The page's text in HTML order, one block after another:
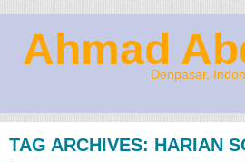
Ahmad
Denpasar,
TAG ARCHIVES: HARIAN